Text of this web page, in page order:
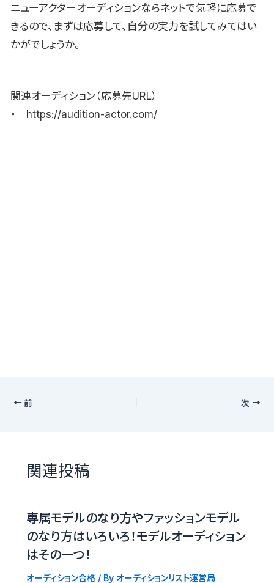
ニューアクターオーディションならネットで気軽に応募で
きるので、まずは応募して、自分の実力を試してみてはい
かがでしょうか。
関連オーディション（応募先URL）
・ https://audition-actor.com/
前 次
関連投稿
専属モデルのなり方やファッションモデル
のなり方はいろいろ！モデルオーディション
はその一つ！
オーディション合格/ By オーディションリスト運営局